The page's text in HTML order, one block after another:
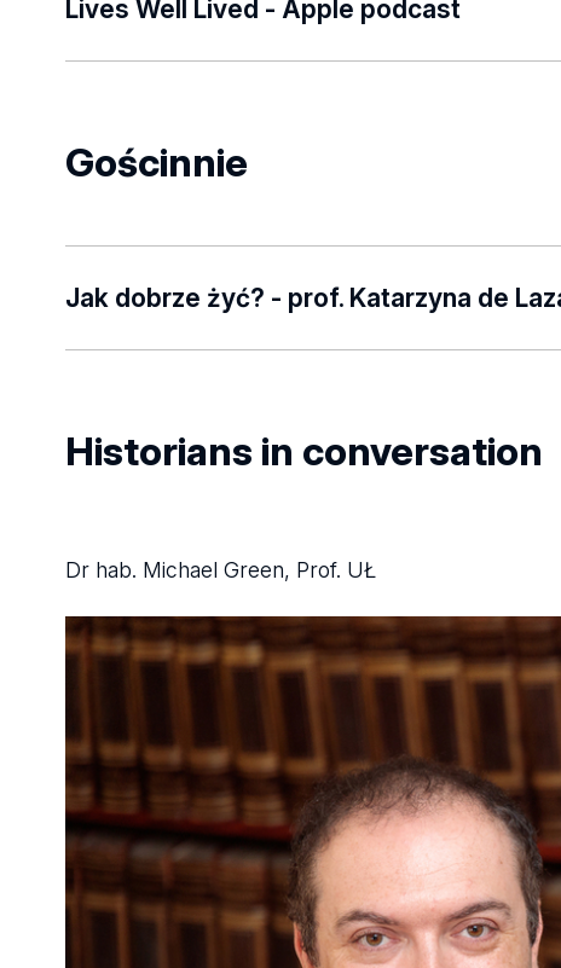
Lives Well Lived - Apple podcast
Gościnnie
Jak dobrze żyć? - prof. Katarzyna de
DIwMDg5MgABHoYRP8MjktB66Cl-
5jWjRid31_aem_sLzX3oPE2iGwlYqYgt02Jw
Historians in conversation
Dr hab. Michael Green, Prof. UŁ